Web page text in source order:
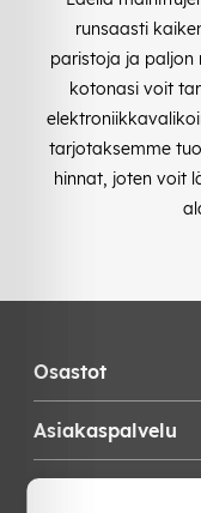
runsaasti
paristoja ja paljon
kotonasi voit
tarjotaksemme
hinnat, joten voit
Osastot
Asiakaspalvelu